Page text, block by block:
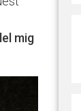
mig